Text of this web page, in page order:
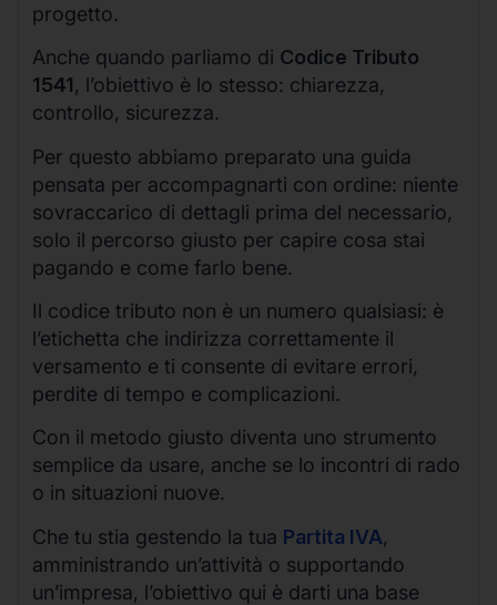
progetto.
Anche quando parliamo di Codice Tributo
1541, l’obiettivo è lo stesso: chiarezza,
controllo, sicurezza.
Per questo abbiamo preparato una guida
pensata per accompagnarti con ordine: niente
sovraccarico di dettagli prima del necessario,
solo il percorso giusto per capire cosa stai
pagando e come farlo bene.
Il codice tributo non è un numero qualsiasi: è
l’etichetta che indirizza correttamente il
versamento e ti consente di evitare errori,
perdite di tempo e complicazioni.
Con il metodo giusto diventa uno strumento
semplice da usare, anche se lo incontri di rado
o in situazioni nuove.
Che tu stia gestendo la tua Partita IVA,
amministrando un’attività o supportando
un’impresa, l’obiettivo qui è darti una base